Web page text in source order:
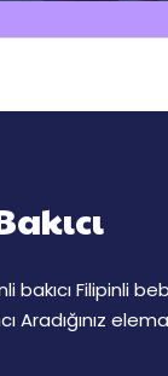
bakıcı Filipinli
Aradığınız